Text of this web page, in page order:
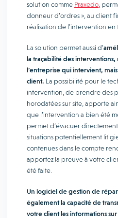
solution comme Praxedo ,
donneur d’ordres », au client
réalisation de l’intervention en
La solution permet aussi d’
la traçabilité des
l’entreprise qui intervient,
client. La possibilité pour le
intervention, de prendre des
horodatées sur site, apporte
que l’intervention a bien été
permet d’évacuer
situations potentiellement
contenues dans le compte
apportez la preuve à votre
été faite.
Un logiciel de gestion de
également la capacité de
votre client les informations